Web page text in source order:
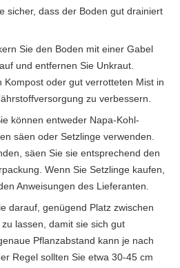
sicher, dass der Boden gut drainiert
Sie den Boden mit einer Gabel
und entfernen Sie Unkraut.
Kompost oder gut verrotteten Mist in
zu verbessern.
können entweder Napa-Kohl-
säen oder Setzlinge verwenden.
säen Sie sie entsprechend den
Wenn Sie Setzlinge kaufen,
Anweisungen des Lieferanten.
darauf, genügend Platz zwischen
lassen, damit sie sich gut
Pflanzabstand kann je nach
Regel sollten Sie etwa 30-45 cm